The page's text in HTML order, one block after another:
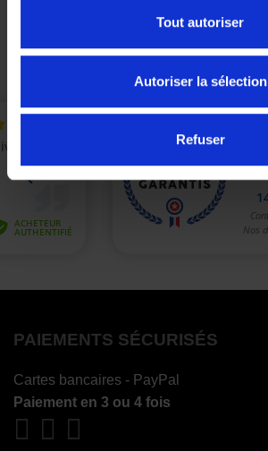
Tout autoriser
Autoriser la sélection
Refuser
Précédent Suivant
PAIEMENTS SÉCURISÉS
Cartes bancaires - PayPal
Paiement en 3 ou 4 fois